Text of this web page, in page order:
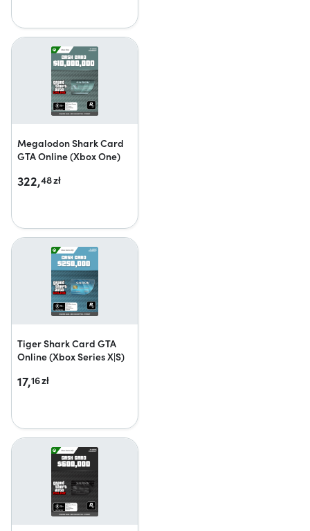
Megalodon Shark Card
GTA Online (Xbox One)
322,48zł
Tiger Shark Card GTA
Online (Xbox Series X|S)
17,16zł